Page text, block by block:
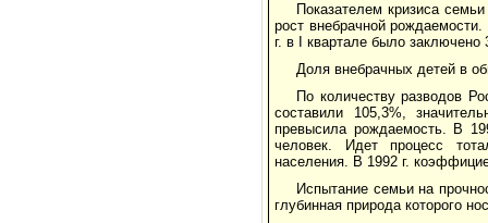
Показателем кризиса
рост внебрачной
г. в I квартале было заключено
Доля внебрачных детей в
По количеству разводов
составили 105,3%,
превысила рождаемость. В
человек. Идет процесс
населения. В 1992 г.
Испытание семьи на
глубинная природа которого